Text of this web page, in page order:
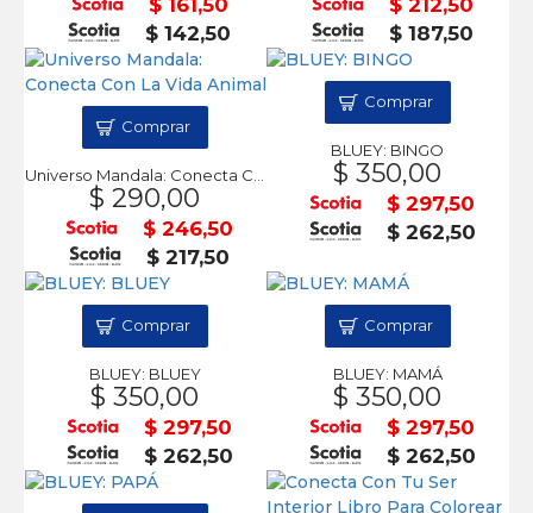
$ 142,50
$ 187,50
$ 290,00
$ 246,50
$ 217,50
Comprar
BLUEY: BINGO
$ 350,00
$ 297,50
$ 262,50
Comprar
BLUEY: BLUEY
$ 350,00
$ 297,50
$ 262,50
Comprar
BLUEY: MAMÁ
$ 350,00
$ 297,50
$ 262,50
Comprar